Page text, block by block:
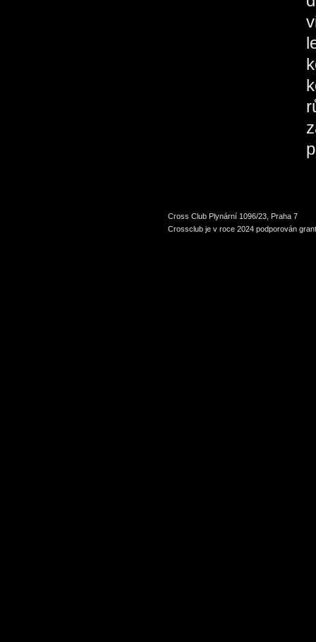
Cross Club Plynární 1096/23, Praha 7
Crossclub je v roce 2024 podporován